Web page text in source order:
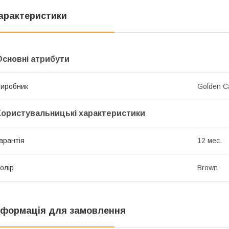
атрибути
Golden
характеристики
12 мес.
Brown
для замовлення